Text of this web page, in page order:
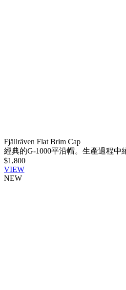
Fjällräven Flat Brim Cap
經典的G-1000平沿帽。生產過程中
$1,800
VIEW
NEW